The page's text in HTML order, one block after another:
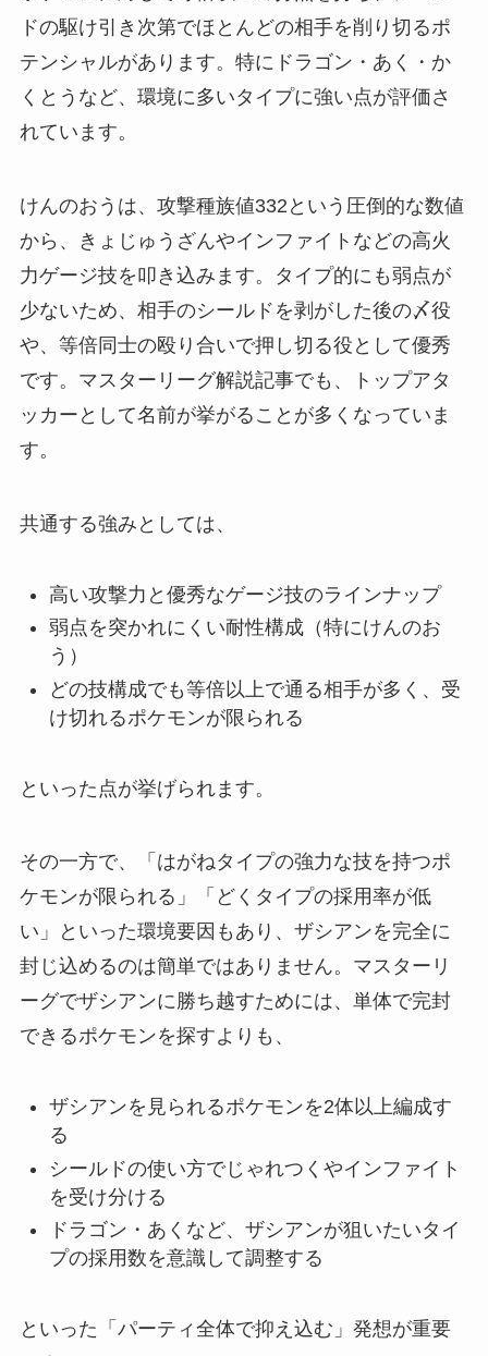
ドの駆け引き次第でほとんどの相手を削り切るポ
テンシャルがあります。特にドラゴン・あく・か
くとうなど、環境に多いタイプに強い点が評価さ
れています。
けんのおうは、攻撃種族値332という圧倒的な数値
から、きょじゅうざんやインファイトなどの高火
力ゲージ技を叩き込みます。タイプ的にも弱点が
少ないため、相手のシールドを剥がした後の〆役
や、等倍同士の殴り合いで押し切る役として優秀
です。マスターリーグ解説記事でも、トップアタ
ッカーとして名前が挙がることが多くなっていま
す。
共通する強みとしては、
高い攻撃力と優秀なゲージ技のラインナップ
弱点を突かれにくい耐性構成（特にけんのお
う）
どの技構成でも等倍以上で通る相手が多く、受
け切れるポケモンが限られる
といった点が挙げられます。
その一方で、「はがねタイプの強力な技を持つポ
ケモンが限られる」「どくタイプの採用率が低
い」といった環境要因もあり、ザシアンを完全に
封じ込めるのは簡単ではありません。マスターリ
ーグでザシアンに勝ち越すためには、単体で完封
できるポケモンを探すよりも、
ザシアンを見られるポケモンを2体以上編成す
る
シールドの使い方でじゃれつくやインファイト
を受け分ける
ドラゴン・あくなど、ザシアンが狙いたいタイ
プの採用数を意識して調整する
といった「パーティ全体で抑え込む」発想が重要